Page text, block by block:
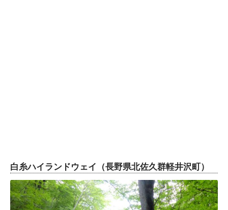
白糸ハイランドウェイ（長野県北佐久群軽井沢町）